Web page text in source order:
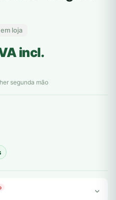
loja
incl.
segunda mão